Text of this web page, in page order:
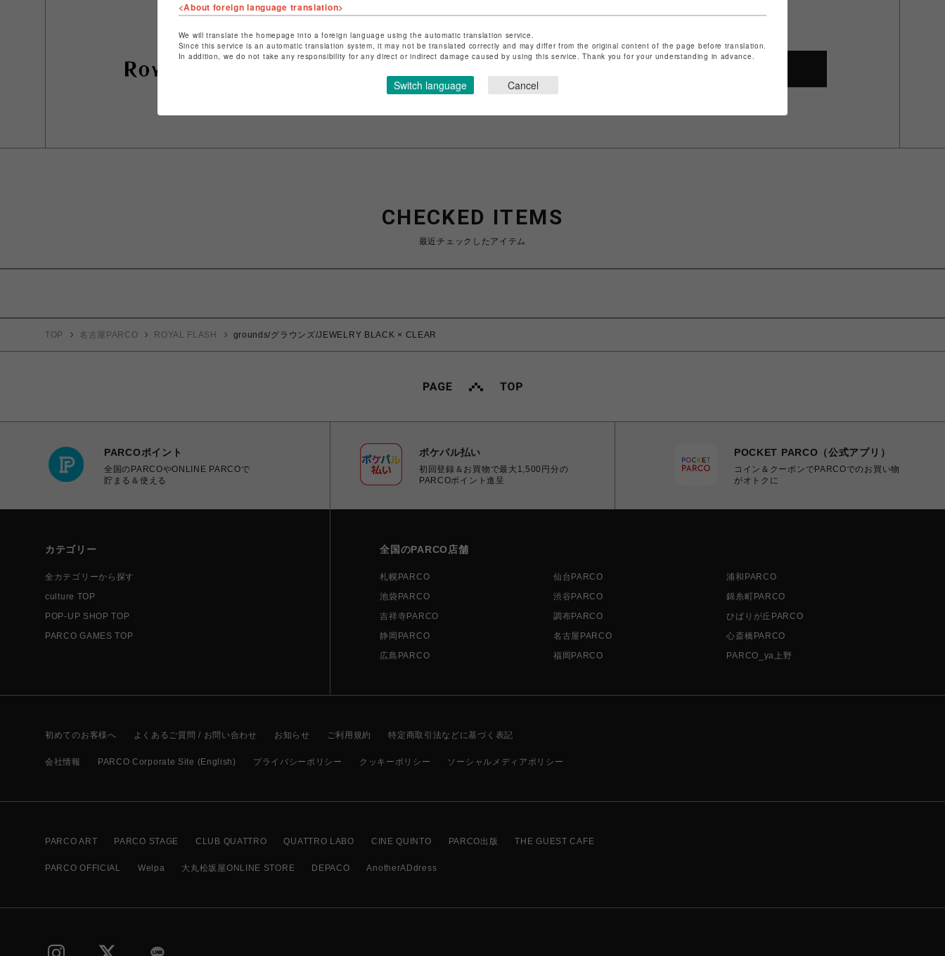
ショップ名
ROYAL FLASH
店舗名
名古屋PARCO
特定商取引法など法令に基づく表記は
こちら
CHECKED ITEMS
最近チェックしたアイテム
TOP 名古屋PARCO ROYAL FLASH grounds/グラウンズ/JEWELRY BLACK × CLEAR
PARCOポイント
全国のPARCOやONLINE PARCOで
貯まる＆使える
ポケパル払い
初回登録＆お買物で最大1,500円分の
PARCOポイント進呈
POCKET PARCO（公式アプリ）
コイン＆クーポンでPARCOでのお買い物
がオトクに
カテゴリー
全カテゴリーから探す
culture TOP
POP-UP SHOP TOP
PARCO GAMES TOP
全国のPARCO店舗
札幌PARCO 仙台PARCO
浦和PARCO
池袋PARCO
渋谷PARCO
錦糸町PARCO
吉祥寺PARCO
調布PARCO
ひばりが丘PARCO
静岡PARCO
名古屋PARCO
心斎橋PARCO
広島PARCO
福岡PARCO PARCO_ya上野
初めてのお客様へ よくあるご質問 / お問い合わせ お知らせ ご利用規約 特定商取引法などに基づく表記
会社情報 PARCO Corporate Site (English) プライバシーポリシー クッキーポリシー ソーシャルメディアポリシー
PARCO ART PARCO STAGE CLUB QUATTRO QUATTRO LABO CINE QUINTO PARCO出版 THE GUEST CAFE
PARCO OFFICIAL Welpa 大丸松坂屋ONLINE STORE DEPACO AnotherADdress
<About foreign language translation>
We will translate the homepage into a foreign language using the automatic translation service.
Since this service is an automatic translation system, it may not be translated correctly and may differ from the original content of the page before translation.
In addition, we do not take any responsibility for any direct or indirect damage caused by using this service. Thank you for your understanding in advance.
Switch language Cancel